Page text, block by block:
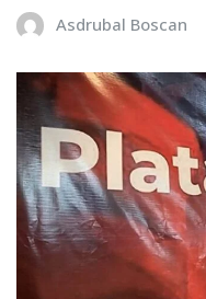
Asdrubal Boscan